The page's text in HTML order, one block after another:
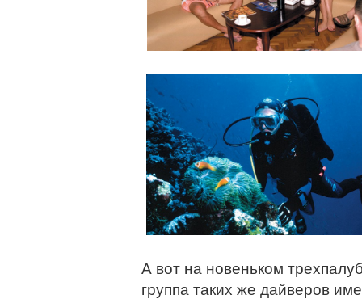
А вот на новеньком
группа таких же дайверов